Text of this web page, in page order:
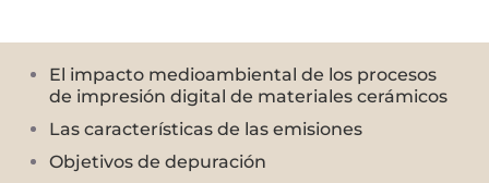
El impacto medioambiental de los procesos
de impresión digital de materiales cerámicos
Las características de las emisiones
Objetivos de depuración